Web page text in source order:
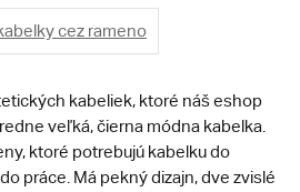
cez rameno
kabeliek, ktoré náš eshop
veľká, čierna módna kabelka.
ktoré potrebujú kabelku do
práce. Má pekný dizajn, dve zvislé